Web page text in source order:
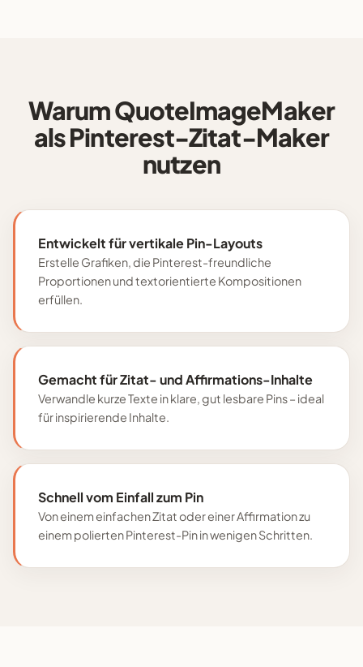
Warum QuoteImageMaker
als Pinterest-Zitat-Maker
nutzen
Entwickelt für vertikale Pin-Layouts
Erstelle Grafiken, die Pinterest-freundliche
Proportionen und textorientierte Kompositionen
erfüllen.
Gemacht für Zitat- und Affirmations-Inhalte
Verwandle kurze Texte in klare, gut lesbare Pins – ideal
für inspirierende Inhalte.
Schnell vom Einfall zum Pin
Von einem einfachen Zitat oder einer Affirmation zu
einem polierten Pinterest-Pin in wenigen Schritten.